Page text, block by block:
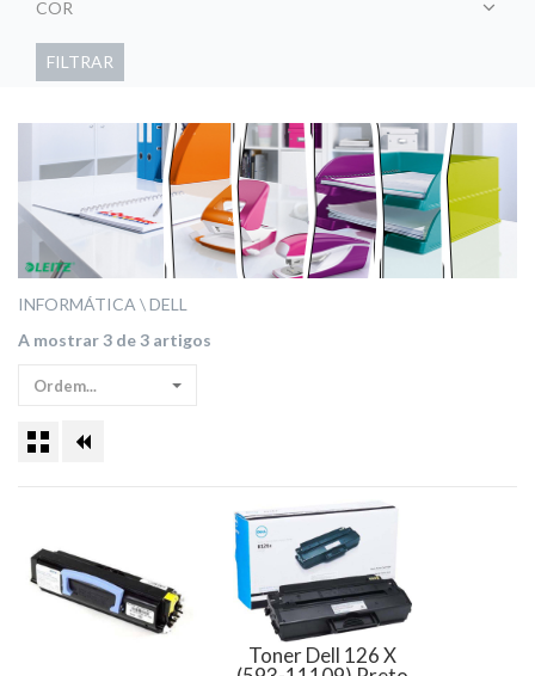
COR
FILTRAR
INFORMÁTICA
DELL
A mostrar 3 de 3 artigos
Ordem...
Toner Dell 126 X